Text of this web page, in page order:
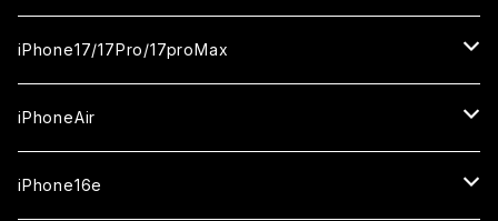
ガラスフィルム
セラミックフィルム
カメラ用フィルム
iPhone17/17Pro/17proMax
iPhone17
ガラスフィルム
iPhone17Pro
iPhoneAir
ガラスフィルム
iPhone16e